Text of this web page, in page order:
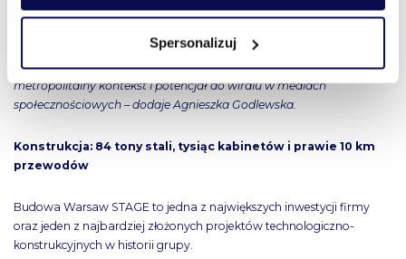
Spersonalizuj
jednocześnie staje się naturalnym źródłem rezonansu w mediach. W
zablokować niemal każdą reklamę, przestrzeń miejska daje markom
coś bardzo cennego: realną, fizyczną uwagę, aspiracyjny
metropolitalny kontekst i potencjał do wiralu w mediach
społecznościowych – dodaje Agnieszka Godlewska.
Konstrukcja: 84 tony stali, tysiąc kabinetów i prawie 10 km
przewodów
Budowa Warsaw STAGE to jedna z największych inwestycji firmy
oraz jeden z najbardziej złożonych projektów technologiczno-
konstrukcyjnych w historii grupy.